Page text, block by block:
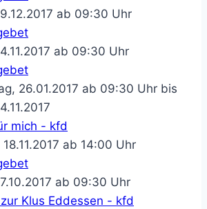
ab 09:30 Uhr
ab 09:30 Uhr
26.01.2017 ab 09:30 Uhr bis
mich - kfd
ab 14:00 Uhr
ab 09:30 Uhr
Klus Eddessen - kfd